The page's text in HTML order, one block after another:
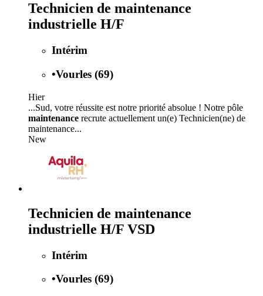
Technicien de maintenance
industrielle H/F
Intérim
•Vourles (69)
Hier
...Sud, votre réussite est notre priorité absolue ! Notre pôle
maintenance recrute actuellement un(e) Technicien(ne) de
maintenance...
New
Technicien de maintenance
industrielle H/F VSD
Intérim
•Vourles (69)